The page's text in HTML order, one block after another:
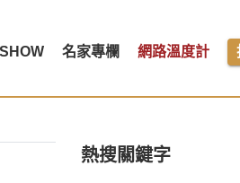
名家專欄 網路溫度計
熱搜關鍵字